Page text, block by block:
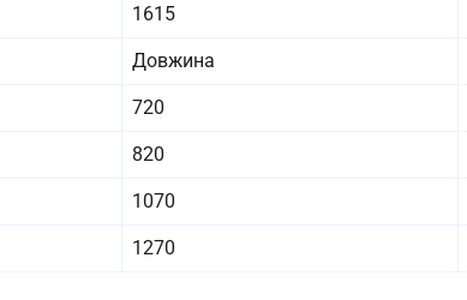
1615
Довжина
720
820
1070
1270